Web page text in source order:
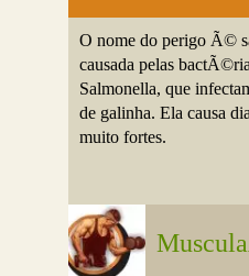
O nome do perigo Ã©
causada pelas
Salmonella, que
de galinha. Ela causa
muito fortes.